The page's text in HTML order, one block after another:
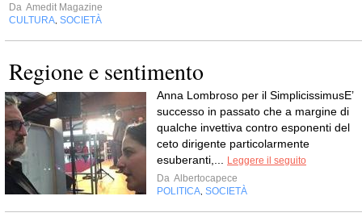
Da Amedit Magazine
CULTURA SOCIETÀ
Regione e sentimento
Anna Lombroso per il SimplicissimusE’
successo in passato che a margine di
qualche invettiva contro esponenti del
ceto dirigente particolarmente
esuberanti,...
Leggere il seguito
Da Albertocapece
POLITICA SOCIETÀ